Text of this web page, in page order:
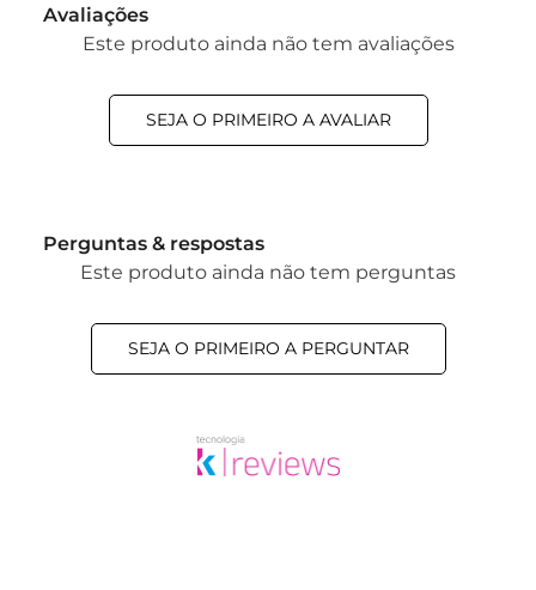
Avaliações
Este produto ainda não tem avaliações
SEJA O PRIMEIRO A AVALIAR
Perguntas & respostas
Este produto ainda não tem perguntas
SEJA O PRIMEIRO A PERGUNTAR